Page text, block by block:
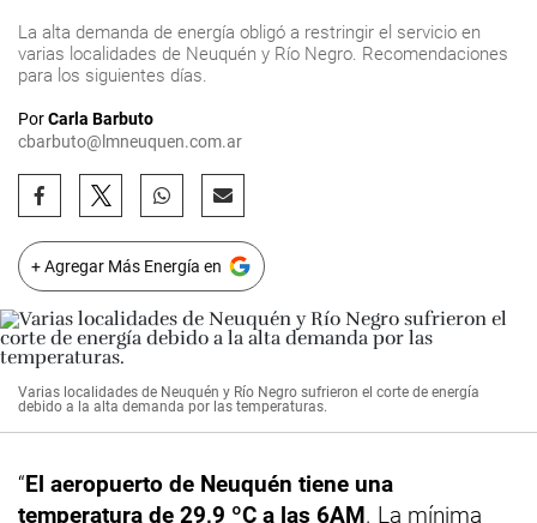
La alta demanda de energía obligó a restringir el servicio en
varias localidades de Neuquén y Río Negro. Recomendaciones
para los siguientes días.
PorCarla Barbuto
cbarbuto@lmneuquen.com.ar
+ Agregar Más Energía en
Varias localidades de Neuquén y Río Negro sufrieron el corte de energía
debido a la alta demanda por las temperaturas.
“El aeropuerto de Neuquén tiene una
temperatura de 29,9 ºC a las 6AM. La mínima